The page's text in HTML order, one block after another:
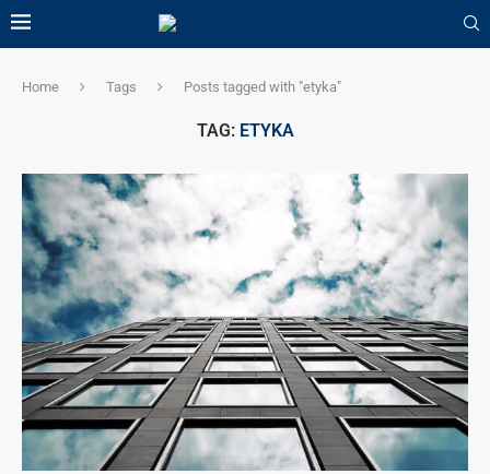
Home Tags Posts tagged with "etyka"
TAG: ETYKA